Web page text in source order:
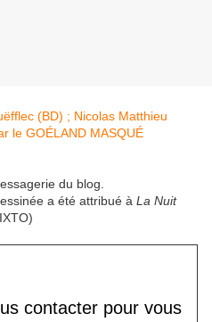
du blog.
a été attribué à La Nuit
contacter pour vous